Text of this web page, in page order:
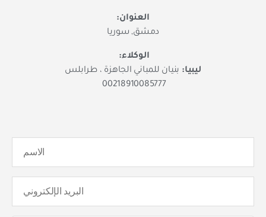
العنوان:
دمشق, سوريا
الوكلاء:
ليبيا: بنيان للمباني الجاهزة ، طرابلس
00218910085777